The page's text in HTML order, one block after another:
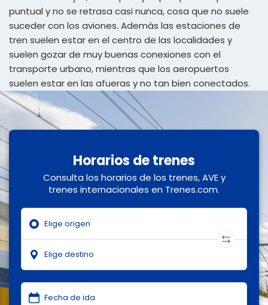
puntual y no se retrasa casi nunca, cosa que no suele
suceder con los aviones. Además las estaciones de
tren suelen estar en el centro de las localidades y
suelen gozar de muy buenas conexiones con el
transporte urbano, mientras que los aeropuertos
suelen estar en las afueras y no tan bien conectados.
Horarios de trenes
Consulta los horarios de los trenes, AVE y
trenes internacionales en Trenes.com.